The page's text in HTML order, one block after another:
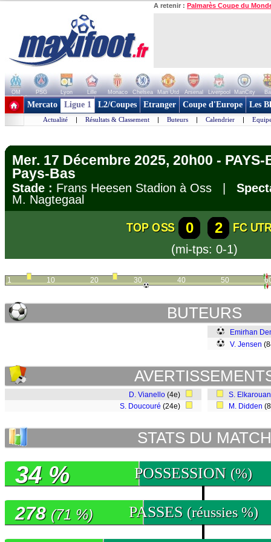
A retenir : Palmarès Coupe du
OM PSG Lyon Lille Monaco Chelsea Man Utd Arsenal Liverpool ManCity
+ de clubs
Mercato Ligue 1 L2/Coupes Etranger Coupe d'Europe Les
Actualité | Résultats & Classement | Buteurs | Calendrier |
Mer. 17 Décembre 2025, 20h00 -
Pays-Bas
Stade : Frans Heesen Stadion à Oss |
M. Nagtegaal
TOP OSS 0 2
FC
(mi-tps: 0-1)
1 10 20 30 40 50
BUTEURS
Emirhan
V. Jensen
D. Vianello (4e)
S. Doucouré (24e)
S.
M. Didden
STATS DU MATCH
POSSESSION (%)
34 %
PASSES (réussies %)
278 (71 %)